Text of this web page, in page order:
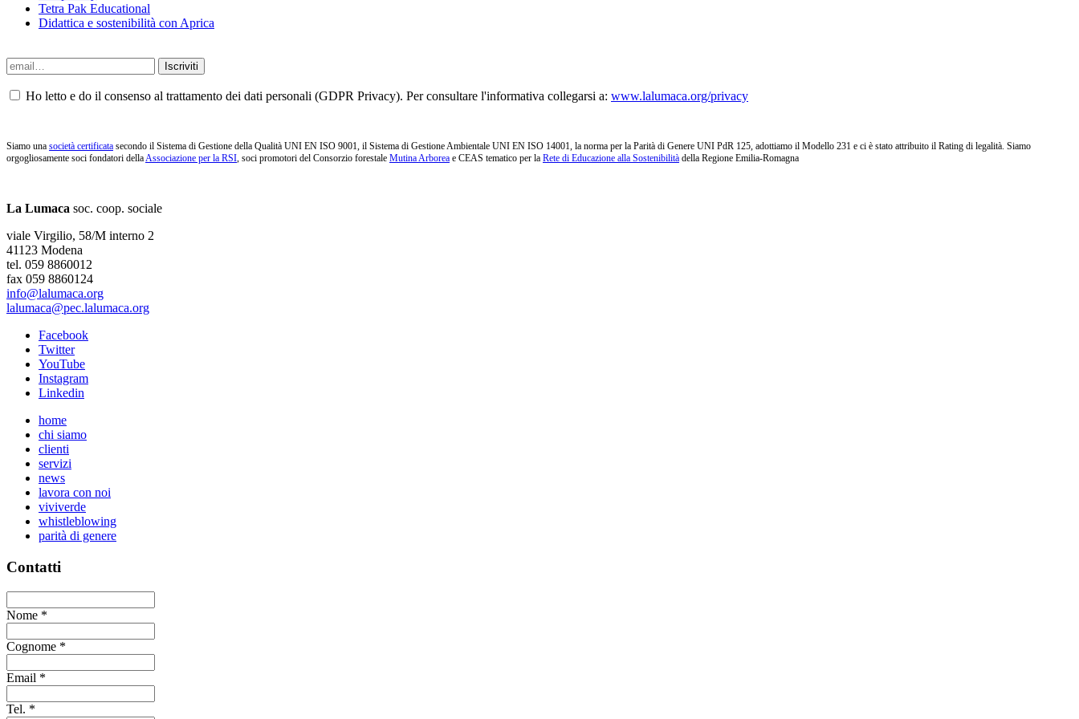
Tetra Pak Educational
Didattica e sostenibilità con Aprica
Ho letto e do il consenso al trattamento dei dati personali (GDPR Privacy). Per consultare l'informativa collegarsi a: www.lalumaca.org/privacy
Siamo una società certificata secondo il Sistema di Gestione della Qualità UNI EN ISO 9001, il Sistema di Gestione Ambientale UNI EN ISO 14001, la norma per la Parità di Genere UNI PdR 125, adottiamo il Modello 231 e ci è stato attribuito il Rating di legalità. Siamo
orgogliosamente soci fondatori dellaAssociazione per la RSI, soci promotori del Consorzio forestale Mutina Arborea e CEAS tematico per la Rete di Educazione alla Sostenibilità della Regione Emilia-Romagna
La Lumaca soc. coop. sociale
viale Virgilio, 58/M interno 2
41123 Modena
tel. 059 8860012
fax 059 8860124
info@lalumaca.org
lalumaca@pec.lalumaca.org
Facebook
Twitter
YouTube
Instagram
Linkedin
home
chi siamo
clienti
servizi
news
lavora con noi
viviverde
whistleblowing
parità di genere
Contatti
Nome *
Cognome *
Email *
Tel. *